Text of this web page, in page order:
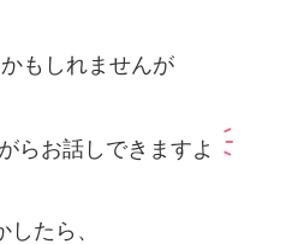
もしれませんが
らお話しできますよ
したら、